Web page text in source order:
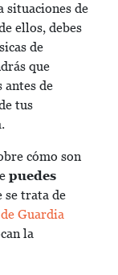
situaciones de
ellos, debes
de
que
antes de
tus
cómo son
puedes
se trata de
Guardia
la